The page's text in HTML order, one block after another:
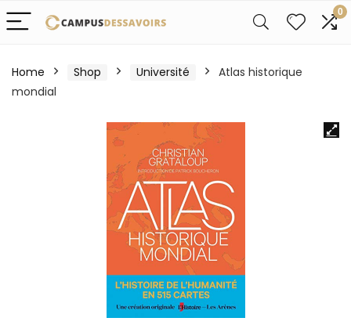
0
Home Shop Université
Atlas historique
mondial